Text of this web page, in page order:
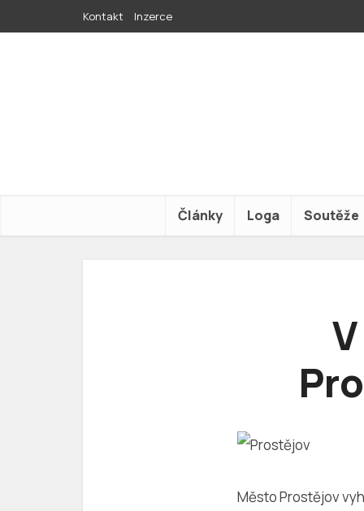
Kontakt Inzerce
Články Loga Soutěže
Město Prostějov